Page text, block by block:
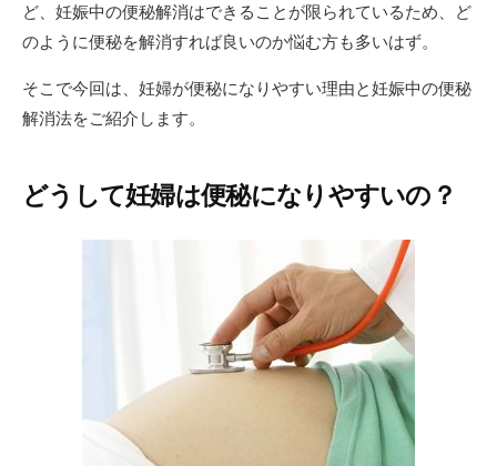
ど、妊娠中の便秘解消はできることが限られているため、ど
のように便秘を解消すれば良いのか悩む方も多いはず。
そこで今回は、妊婦が便秘になりやすい理由と妊娠中の便秘
解消法をご紹介します。
どうして妊婦は便秘になりやすいの？